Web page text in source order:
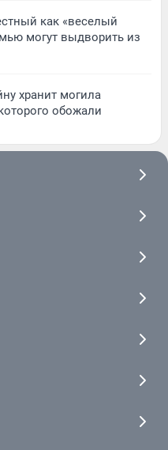
как «веселый
могут выдворить из
хранит могила
обожали